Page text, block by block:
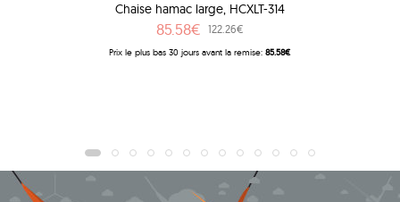
Chaise hamac large, HCXLT-314
85.58€ 122.26€
Prix ​​le plus bas 30 jours avant la remise:85.58€